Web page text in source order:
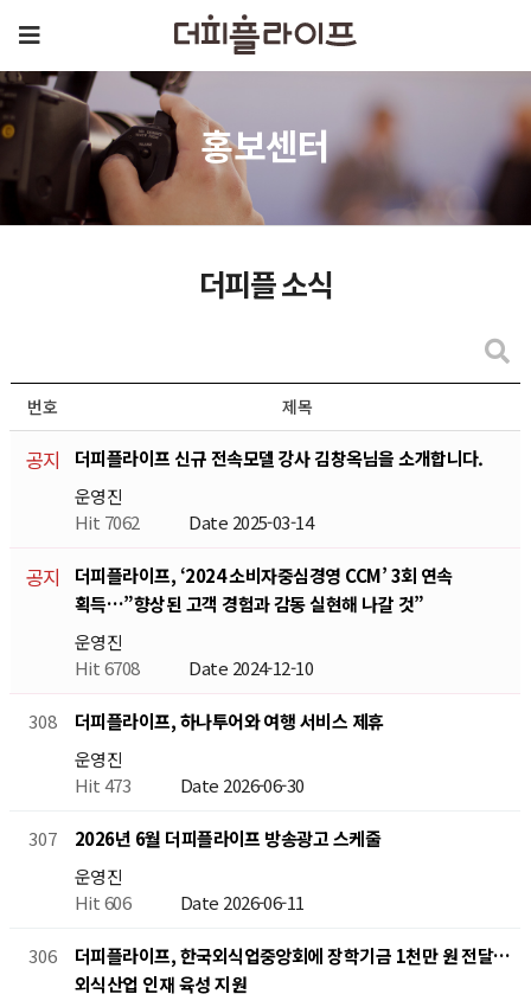
홍보센터
더피플 소식
번호 제목
공지
더피플라이프 신규 전속모델 강사 김창옥님을 소개합니다.
운영진
Hit 7062 Date 2025-03-14
공지
더피플라이프, ‘2024 소비자중심경영 CCM’ 3회 연속
획득…”향상된 고객 경험과 감동 실현해 나갈 것”
운영진
Hit 6708 Date 2024-12-10
308
더피플라이프, 하나투어와 여행 서비스 제휴
운영진
Hit 473 Date 2026-06-30
307
2026년 6월 더피플라이프 방송광고 스케줄
운영진
Hit 606 Date 2026-06-11
306
더피플라이프, 한국외식업중앙회에 장학기금 1천만 원 전달…
외식산업 인재 육성 지원